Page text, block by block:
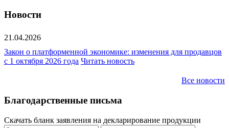
Новости
21.04.2026
Закон о платформенной экономике: изменения для продавцов
с 1 октября 2026 года Читать новость
Все новости
Благодарственные письма
Скачать бланк заявления на декларирование продукции